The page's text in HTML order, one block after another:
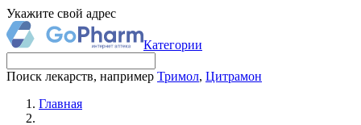
Укажите свой адрес
Категории
Поиск лекарств, например Тримол, Цитрамон
Главная